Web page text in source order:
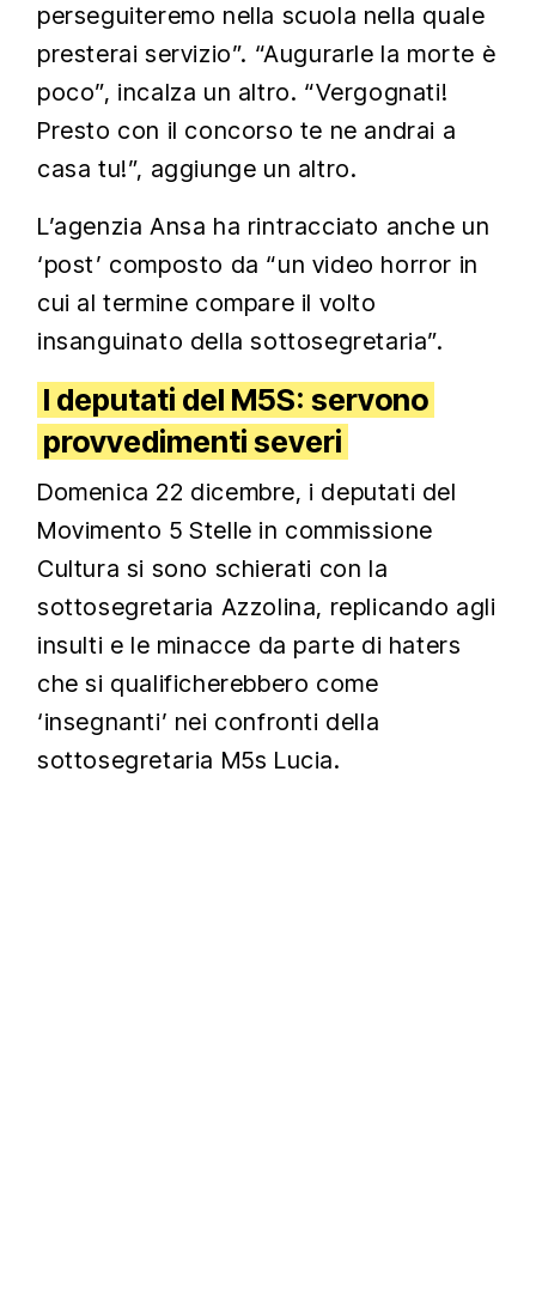
perseguiteremo nella scuola nella quale
presterai servizio”. “Augurarle la morte è
poco”, incalza un altro. “Vergognati!
Presto con il concorso te ne andrai a
casa tu!”, aggiunge un altro.
L’agenzia Ansa ha rintracciato anche un
‘post’ composto da “un video horror in
cui al termine compare il volto
insanguinato della sottosegretaria”.
I deputati del M5S: servono
provvedimenti severi
Domenica 22 dicembre, i deputati del
Movimento 5 Stelle in commissione
Cultura si sono schierati con la
sottosegretaria Azzolina, replicando agli
insulti e le minacce da parte di haters
che si qualificherebbero come
‘insegnanti’ nei confronti della
sottosegretaria M5s Lucia.